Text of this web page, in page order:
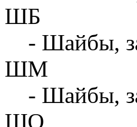
ШБ
- Шайбы,
ШМ
- Шайбы,
ШО